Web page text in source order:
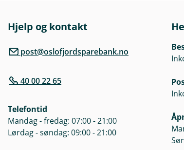
Hjelp og kontakt
post@oslofjordsparebank.no
40 00 22 65
Telefontid
Mandag - fredag: 07:00 - 21:00
Lørdag - søndag: 09:00 - 21:00